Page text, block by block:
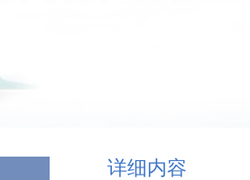
详细内容